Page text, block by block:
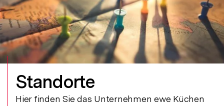
Standorte
Hier finden Sie das Unternehmen ewe Küchen